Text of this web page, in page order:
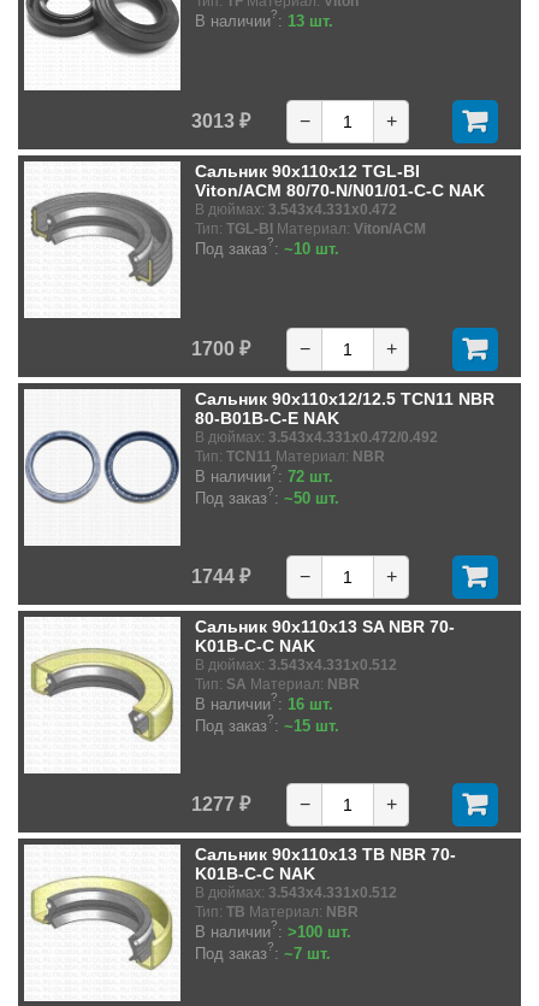
В наличии?: 13 шт.
3013 ₽ − +
Сальник 90x110x12 TGL-BI
Viton/ACM 80/70-N/N01/01-C-C NAK
В дюймах: 3.543x4.331x0.472
Тип: TGL-BI Материал: Viton/ACM
Под заказ?: ~10 шт.
1700 ₽ − +
Сальник 90x110x12/12.5 TCN11 NBR
80-B01B-C-E NAK
В дюймах: 3.543x4.331x0.472/0.492
Тип: TCN11 Материал: NBR
В наличии?: 72 шт.
Под заказ?: ~50 шт.
1744 ₽ − +
Сальник 90x110x13 SA NBR 70-
K01B-C-C NAK
В дюймах: 3.543x4.331x0.512
Тип: SA Материал: NBR
В наличии?: 16 шт.
Под заказ?: ~15 шт.
1277 ₽ − +
Сальник 90x110x13 TB NBR 70-
K01B-C-C NAK
В дюймах: 3.543x4.331x0.512
Тип: TB Материал: NBR
В наличии?: >100 шт.
Под заказ?: ~7 шт.